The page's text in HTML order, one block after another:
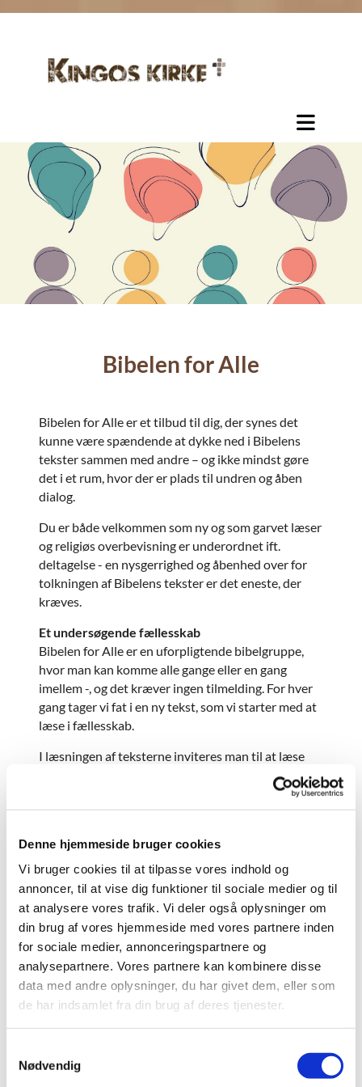
Denne hjemmeside bruger cookies
Vi bruger cookies til at tilpasse vores indhold og
annoncer, til at vise dig funktioner til sociale medier og til
at analysere vores trafik. Vi deler også oplysninger om
din brug af vores hjemmeside med vores partnere inden
for sociale medier, annonceringspartnere og
analysepartnere. Vores partnere kan kombinere disse
data med andre oplysninger, du har givet dem, eller som
de har indsamlet fra din brug af deres tjenester.
Nødvendig
Bibelen for Alle
Bibelen for Alle er et tilbud til dig, der synes det
kunne være spændende at dykke ned i Bibelens
tekster sammen med andre – og ikke mindst gøre
det i et rum, hvor der er plads til undren og åben
dialog.
Du er både velkommen som ny og som garvet læser
og religiøs overbevisning er underordnet ift.
deltagelse - en nysgerrighed og åbenhed over for
tolkningen af Bibelens tekster er det eneste, der
kræves.
Et undersøgende fællesskab
Bibelen for Alle er en uforpligtende bibelgruppe,
hvor man kan komme alle gange eller en gang
imellem -, og det kræver ingen tilmelding. For hver
gang tager vi fat i en ny tekst, som vi starter med at
læse i fællesskab.
I læsningen af teksterne inviteres man til at læse
med en åbenhed uanset, hvor mange gange man
måtte have læst eller stødt på en tolkning af
teksterne før. Vi undersøger sammen, hvordan vi
os - er de rørende, mærkelige, relevante m.m.?
Praktisk info
Bibelen for Alle foregår i Ly - Kingos Kirke på
Jagtvej (nr. 127 st. th.) hver anden tirsdag kl. 19-
20.30. Efterårssæsonen 2025 løber hver anden
tirsdag fra den 26. august til og med tirsdag den 2.
december.
Hvis du vil høre mere eller har spørgsmål, kan du
3072 0707 på hverdage kl. 9-15.